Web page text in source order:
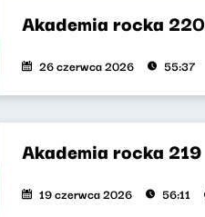
Akademia rocka 220
26 czerwca 2026 55:37
Akademia rocka 219
19 czerwca 2026 56:11